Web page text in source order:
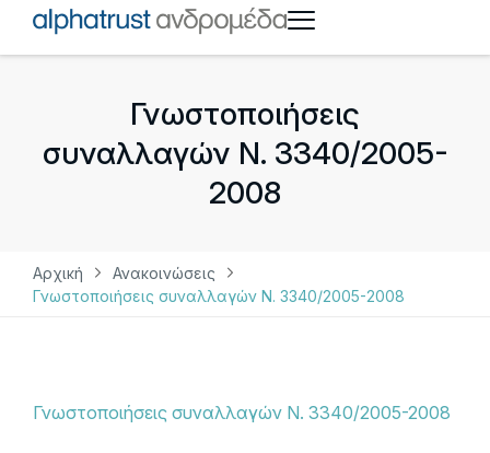
Γνωστοποιήσεις
συναλλαγών Ν. 3340/2005-
2008
Αρχική
Ανακοινώσεις
Γνωστοποιήσεις συναλλαγών Ν. 3340/2005-2008
Γνωστοποιήσεις συναλλαγών Ν. 3340/2005-2008